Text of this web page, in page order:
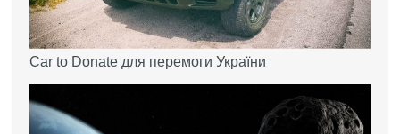
Car to Donate для перемоги України